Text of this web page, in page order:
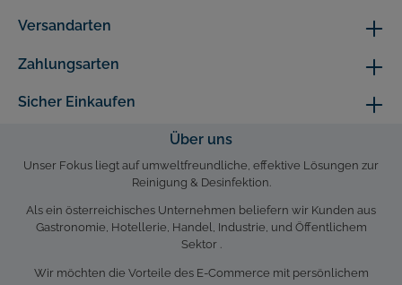
Versandarten
Zahlungsarten
Sicher Einkaufen
Über uns
Unser Fokus liegt auf umweltfreundliche, effektive Lösungen zur
Reinigung & Desinfektion.
Als ein österreichisches Unternehmen beliefern wir Kunden aus
Gastronomie, Hotellerie, Handel, Industrie, und Öffentlichem
Sektor .
Wir möchten die Vorteile des E-Commerce mit persönlichem